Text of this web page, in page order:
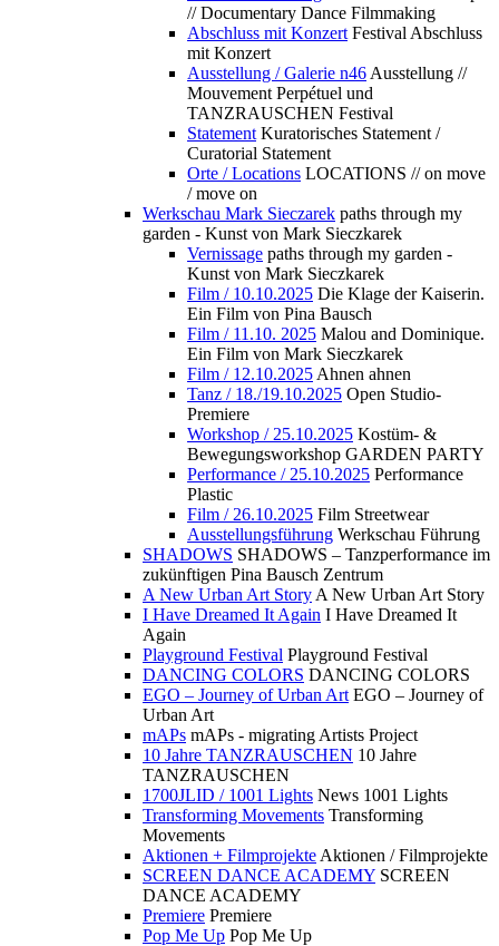
// Documentary Dance Filmmaking
Abschluss mit Konzert Festival Abschluss
mit Konzert
Ausstellung / Galerie n46 Ausstellung //
Mouvement Perpétuel und
TANZRAUSCHEN Festival
Statement Kuratorisches Statement /
Curatorial Statement
Orte / Locations LOCATIONS // on move
/ move on
Werkschau Mark Sieczarek paths through my
garden - Kunst von Mark Sieczkarek
Vernissage paths through my garden -
Kunst von Mark Sieczkarek
Film / 10.10.2025 Die Klage der Kaiserin.
Ein Film von Pina Bausch
Film / 11.10. 2025 Malou and Dominique.
Ein Film von Mark Sieczkarek
Film / 12.10.2025 Ahnen ahnen
Tanz / 18./19.10.2025 Open Studio-
Premiere
Workshop / 25.10.2025 Kostüm- &
Bewegungsworkshop GARDEN PARTY
Performance / 25.10.2025 Performance
Plastic
Film / 26.10.2025 Film Streetwear
Ausstellungsführung Werkschau Führung
SHADOWS SHADOWS – Tanzperformance im
zukünftigen Pina Bausch Zentrum
A New Urban Art Story A New Urban Art Story
I Have Dreamed It Again I Have Dreamed It
Again
Playground Festival Playground Festival
DANCING COLORS DANCING COLORS
EGO – Journey of Urban Art EGO – Journey of
Urban Art
mAPs mAPs - migrating Artists Project
10 Jahre TANZRAUSCHEN 10 Jahre
TANZRAUSCHEN
1700JLID / 1001 Lights News 1001 Lights
Transforming Movements Transforming
Movements
Aktionen + Filmprojekte Aktionen / Filmprojekte
SCREEN DANCE ACADEMY SCREEN
DANCE ACADEMY
Premiere Premiere
Pop Me Up Pop Me Up